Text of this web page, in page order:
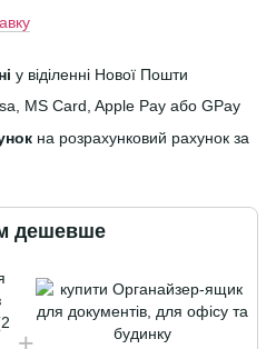
у віділенні Нової Пошти
MS Card, Apple Pay або GPay
на розрахунковий рахунок за
дешевше